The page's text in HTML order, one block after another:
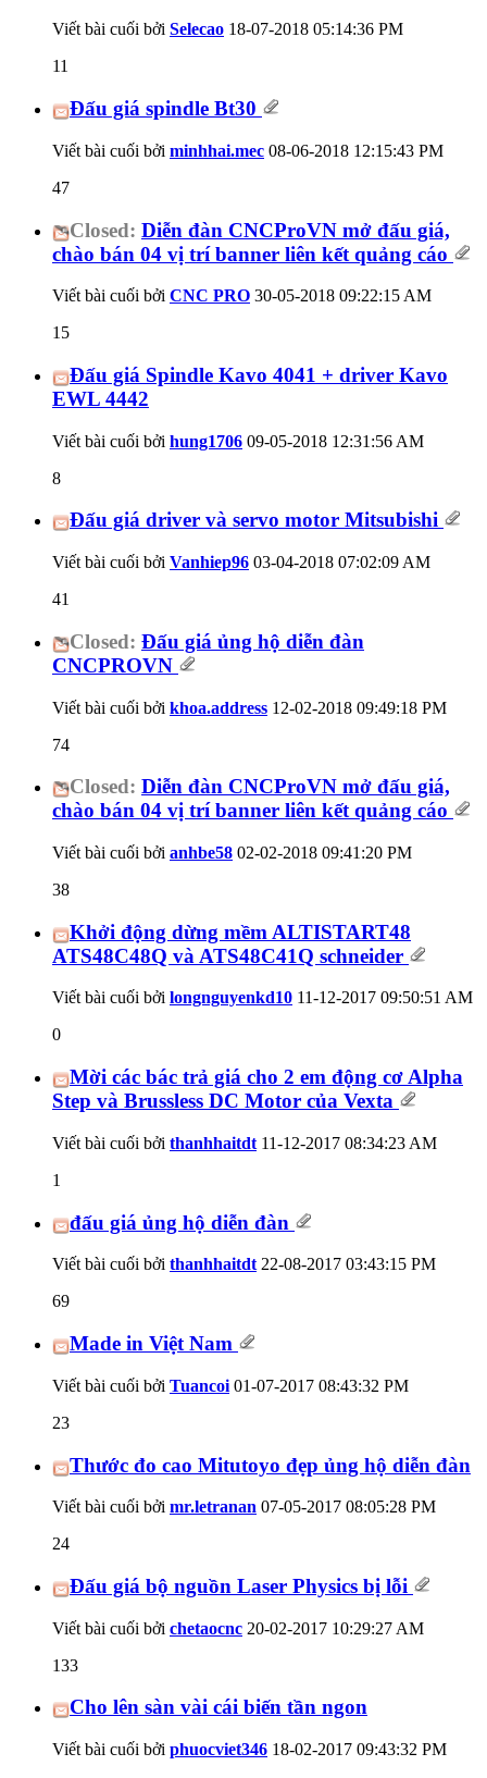
Viết bài cuối bởi Selecao 18-07-2018 05:14:36 PM
11
Đấu giá spindle Bt30
Viết bài cuối bởi minhhai.mec 08-06-2018 12:15:43 PM
47
Closed: Diễn đàn CNCProVN mở đấu giá,
chào bán 04 vị trí banner liên kết quảng cáo
Viết bài cuối bởi CNC PRO 30-05-2018 09:22:15 AM
15
Đấu giá Spindle Kavo 4041 + driver Kavo
EWL 4442
Viết bài cuối bởi hung1706 09-05-2018 12:31:56 AM
8
Đấu giá driver và servo motor Mitsubishi
Viết bài cuối bởi Vanhiep96 03-04-2018 07:02:09 AM
41
Closed: Đấu giá ủng hộ diễn đàn
CNCPROVN
Viết bài cuối bởi khoa.address 12-02-2018 09:49:18 PM
74
Closed: Diễn đàn CNCProVN mở đấu giá,
chào bán 04 vị trí banner liên kết quảng cáo
Viết bài cuối bởi anhbe58 02-02-2018 09:41:20 PM
38
Khởi động dừng mềm ALTISTART48
ATS48C48Q và ATS48C41Q schneider
Viết bài cuối bởi longnguyenkd10 11-12-2017 09:50:51 AM
0
Mời các bác trả giá cho 2 em động cơ Alpha
Step và Brussless DC Motor của Vexta
Viết bài cuối bởi thanhhaitdt 11-12-2017 08:34:23 AM
1
đấu giá ủng hộ diễn đàn
Viết bài cuối bởi thanhhaitdt 22-08-2017 03:43:15 PM
69
Made in Việt Nam
Viết bài cuối bởi Tuancoi 01-07-2017 08:43:32 PM
23
Thước đo cao Mitutoyo đẹp ủng hộ diễn đàn
Viết bài cuối bởi mr.letranan 07-05-2017 08:05:28 PM
24
Đấu giá bộ nguồn Laser Physics bị lỗi
Viết bài cuối bởi chetaocnc 20-02-2017 10:29:27 AM
133
Cho lên sàn vài cái biến tần ngon
Viết bài cuối bởi phuocviet346 18-02-2017 09:43:32 PM